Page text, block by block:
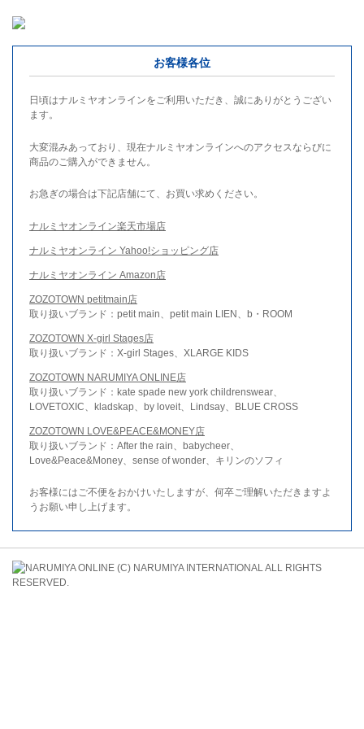
お客様各位
日頃はナルミヤオンラインをご利用いただき、誠にありがとうござい
ます。
大変混みあっており、現在ナルミヤオンラインへのアクセスならびに
商品のご購入ができません。
お急ぎの場合は下記店舗にて、お買い求めください。
ナルミヤオンライン楽天市場店
ナルミヤオンライン Yahoo!ショッピング店
ナルミヤオンライン Amazon店
ZOZOTOWN petitmain店
取り扱いブランド：petit main、petit main LIEN、b・ROOM
ZOZOTOWN X-girl Stages店
取り扱いブランド：X-girl Stages、XLARGE KIDS
ZOZOTOWN NARUMIYA ONLINE店
取り扱いブランド：kate spade new york childrenswear、
LOVETOXIC、kladskap、by loveit、Lindsay、BLUE CROSS
ZOZOTOWN LOVE&PEACE&MONEY店
取り扱いブランド：After the rain、babycheer、
Love&Peace&Money、sense of wonder、キリンのソフィ
お客様にはご不便をおかけいたしますが、何卒ご理解いただきますよ
うお願い申し上げます。